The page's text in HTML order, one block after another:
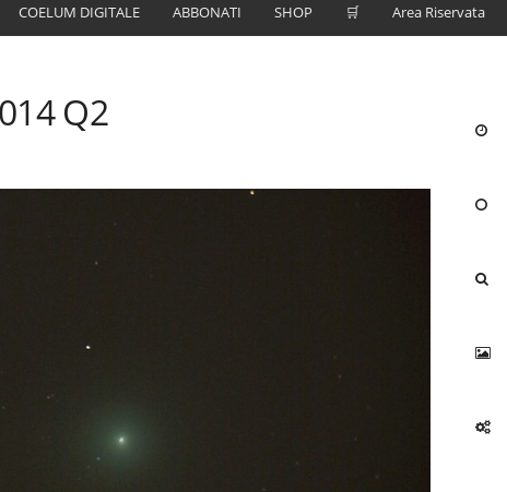
COELUM DIGITALE ABBONATI SHOP 🛒 Area Riservata
Q2